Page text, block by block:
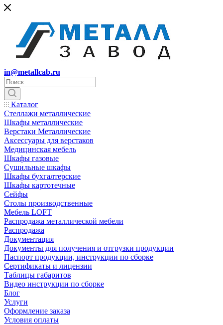
in@metallcab.ru
Каталог
Стеллажи металлические
Шкафы металлические
Верстаки Металлические
Аксессуары для верстаков
Медицинская мебель
Шкафы газовые
Сушильные шкафы
Шкафы бухгалтерские
Шкафы картотечные
Сейфы
Столы производственные
Мебель LOFT
Распродажа металлической мебели
Распродажа
Документация
Документы для получения и отгрузки продукции
Паспорт продукции, инструкции по сборке
Сертификаты и лицензии
Таблицы габаритов
Видео инструкции по сборке
Блог
Услуги
Оформление заказа
Условия оплаты